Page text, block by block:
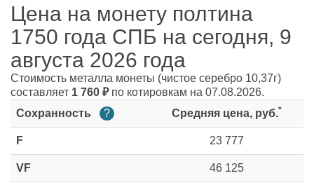
Цена на монету полтина
1750 года СПБ на сегодня, 9
августа 2026 года
Стоимость металла монеты (чистое серебро 10,37г)
составляет 1 760 ₽по котировкам на 07.08.2026.
Сохранность
? Средняя цена, руб.*
F 23 777
VF 46 125